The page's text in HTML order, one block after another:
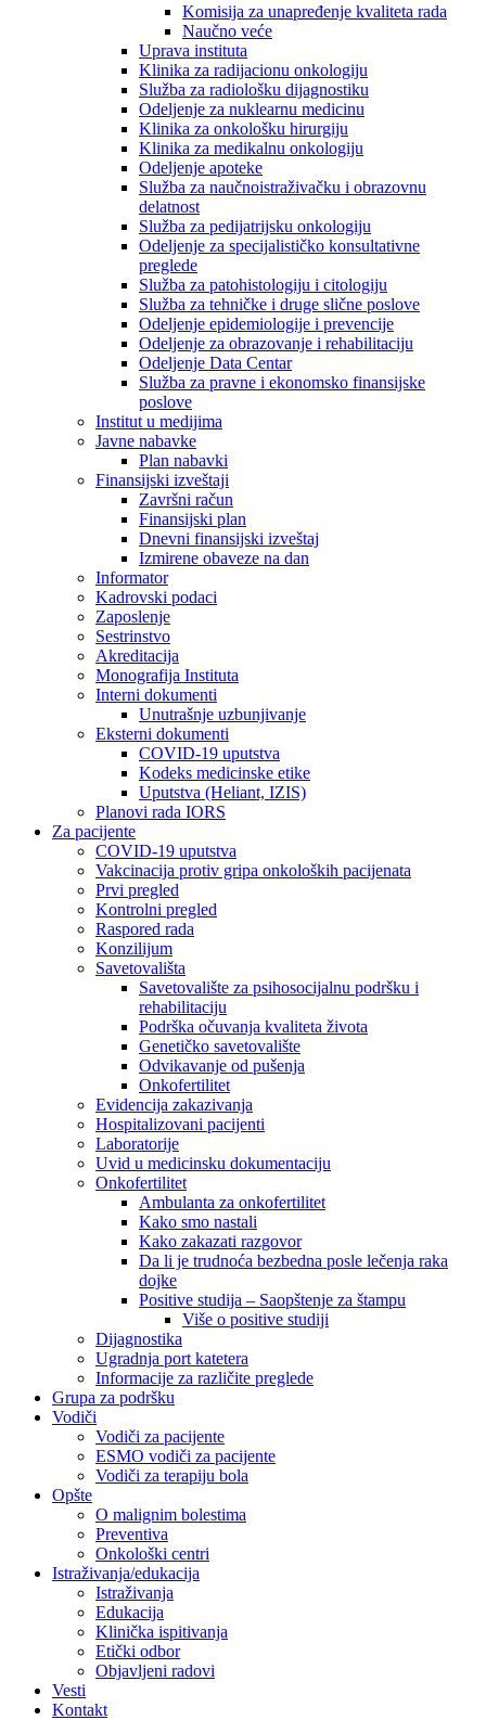
Komisija za unapređenje kvaliteta rada
Naučno veće
Uprava instituta
Klinika za radijacionu onkologiju
Služba za radiološku dijagnostiku
Odeljenje za nuklearnu medicinu
Klinika za onkološku hirurgiju
Klinika za medikalnu onkologiju
Odeljenje apoteke
Služba za naučnoistraživačku i obrazovnu
delatnost
Služba za pedijatrijsku onkologiju
Odeljenje za specijalističko konsultativne
preglede
Služba za patohistologiju i citologiju
Služba za tehničke i druge slične poslove
Odeljenje epidemiologije i prevencije
Odeljenje za obrazovanje i rehabilitaciju
Odeljenje Data Centar
Služba za pravne i ekonomsko finansijske
poslove
Institut u medijima
Javne nabavke
Plan nabavki
Finansijski izveštaji
Završni račun
Finansijski plan
Dnevni finansijski izveštaj
Izmirene obaveze na dan
Informator
Kadrovski podaci
Zaposlenje
Sestrinstvo
Akreditacija
Monografija Instituta
Interni dokumenti
Unutrašnje uzbunjivanje
Eksterni dokumenti
COVID-19 uputstva
Kodeks medicinske etike
Uputstva (Heliant, IZIS)
Planovi rada IORS
Za pacijente
COVID-19 uputstva
Vakcinacija protiv gripa onkoloških pacijenata
Prvi pregled
Kontrolni pregled
Raspored rada
Konzilijum
Savetovališta
Savetovalište za psihosocijalnu podršku i
rehabilitaciju
Podrška očuvanja kvaliteta života
Genetičko savetovalište
Odvikavanje od pušenja
Onkofertilitet
Evidencija zakazivanja
Hospitalizovani pacijenti
Laboratorije
Uvid u medicinsku dokumentaciju
Onkofertilitet
Ambulanta za onkofertilitet
Kako smo nastali
Kako zakazati razgovor
Da li je trudnoća bezbedna posle lečenja raka
dojke
Positive studija – Saopštenje za štampu
Više o positive studiji
Dijagnostika
Ugradnja port katetera
Informacije za različite preglede
Grupa za podršku
Vodiči
Vodiči za pacijente
ESMO vodiči za pacijente
Vodiči za terapiju bola
Opšte
O malignim bolestima
Preventiva
Onkološki centri
Istraživanja/edukacija
Istraživanja
Edukacija
Klinička ispitivanja
Etički odbor
Objavljeni radovi
Vesti
Kontakt